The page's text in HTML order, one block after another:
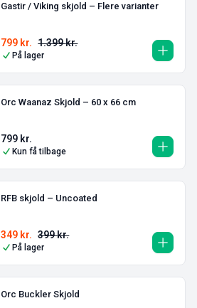
Gastir / Viking skjold – Flere varianter
1.399kr.
799 kr.
På lager
Orc Waanaz Skjold – 60 x 66 cm
799 kr.
Kun få tilbage
RFB skjold – Uncoated
399kr.
349 kr.
På lager
Orc Buckler Skjold